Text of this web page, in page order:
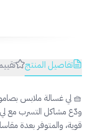
تفاصيل المنتج
🧺 لي غسالة ملابس
ودّع مشاكل التسرب مع لي
قوية، والمتوفر بعدة